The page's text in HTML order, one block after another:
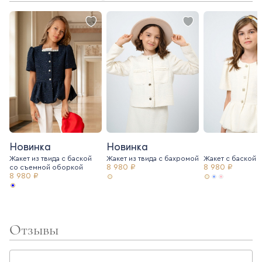
Новинка
Жакет из твида с баской
со съемной оборкой
8 980 ₽
Новинка
Жакет из твида c бахромой
8 980 ₽
Жакет с баской
8 980 ₽
Отзывы